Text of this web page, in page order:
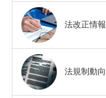
法改正情報
法規制動向